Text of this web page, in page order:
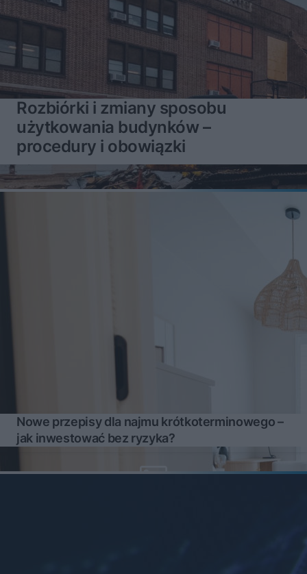
Rozbiórki i zmiany sposobu
użytkowania budynków –
procedury i obowiązki
Nowe przepisy dla najmu krótkoterminowego –
jak inwestować bez ryzyka?